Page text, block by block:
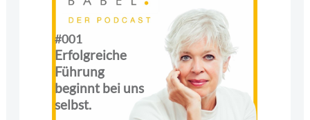
#001
Erfolgreiche
Führung
beginnt bei uns
selbst.